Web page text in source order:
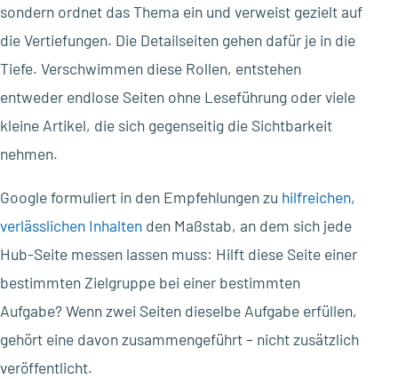
sondern ordnet das Thema ein und verweist gezielt auf
die Vertiefungen. Die Detailseiten gehen dafür je in die
Tiefe. Verschwimmen diese Rollen, entstehen
entweder endlose Seiten ohne Leseführung oder viele
kleine Artikel, die sich gegenseitig die Sichtbarkeit
nehmen.
Google formuliert in den Empfehlungen zu hilfreichen,
verlässlichen Inhalten den Maßstab, an dem sich jede
Hub-Seite messen lassen muss: Hilft diese Seite einer
bestimmten Zielgruppe bei einer bestimmten
Aufgabe? Wenn zwei Seiten dieselbe Aufgabe erfüllen,
gehört eine davon zusammengeführt – nicht zusätzlich
veröffentlicht.